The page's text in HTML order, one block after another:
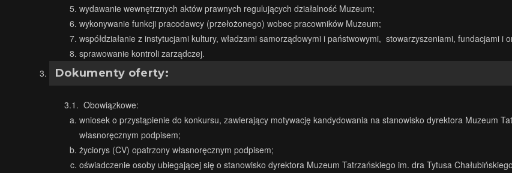
wydawanie wewnętrznych aktów prawnych regulujących działalność Muzeum;
wykonywanie funkcji pracodawcy (przełożonego) wobec pracowników Muzeum;
współdziałanie z instytucjami kultury, władzami samorządowymi i państwowymi, stowarzyszeniami, fundacjami i
sprawowanie kontroli zarządczej.
Dokumenty oferty:
3.1. Obowiązkowe:
wniosek o przystąpienie do konkursu, zawierający motywację kandydowania na stanowisko dyrektora Muzeum
własnoręcznym podpisem;
życiorys (CV) opatrzony własnoręcznym podpisem;
oświadczenie osoby ubiegającej się o stanowisko dyrektora Muzeum Tatrzańskiego im. dra Tytusa